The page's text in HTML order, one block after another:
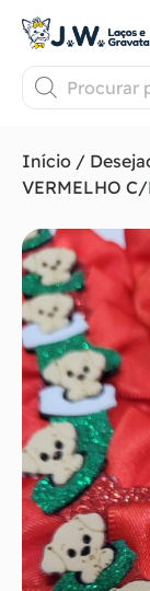
Início /
VERMELHO C/